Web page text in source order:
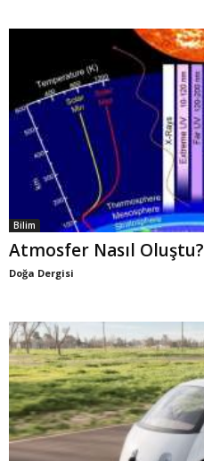
Bilim
Atmosfer Nasıl Oluştu?
Doğa Dergisi